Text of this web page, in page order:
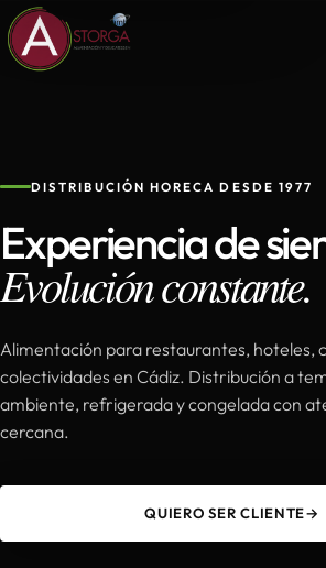
DISTRIBUCIÓN HORECA DESDE 1977
Experiencia de
Evolución constante.
Alimentación para restaurantes, hoteles,
colectividades en Cádiz. Distribución a
ambiente, refrigerada y congelada con
cercana.
QUIERO SER CLIENTE→